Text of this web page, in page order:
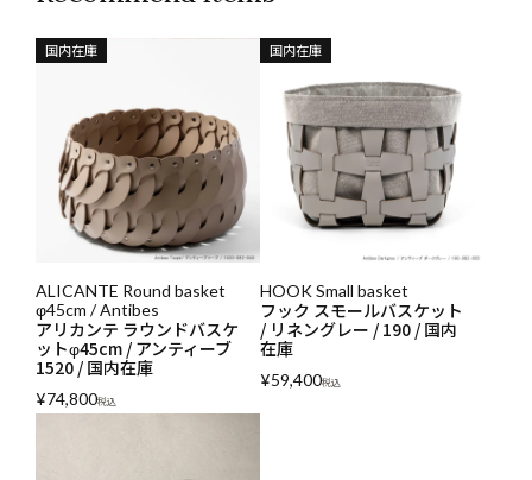
ALICANTE Round basket
φ45cm / Antibes
アリカンテ ラウンドバスケ
ットφ45cm / アンティーブ
1520 / 国内在庫
国内在庫
¥74,800税込
HOOK Small basket
フック スモールバスケット
/ リネングレー / 190 / 国内
在庫
国内在庫
¥59,400税込